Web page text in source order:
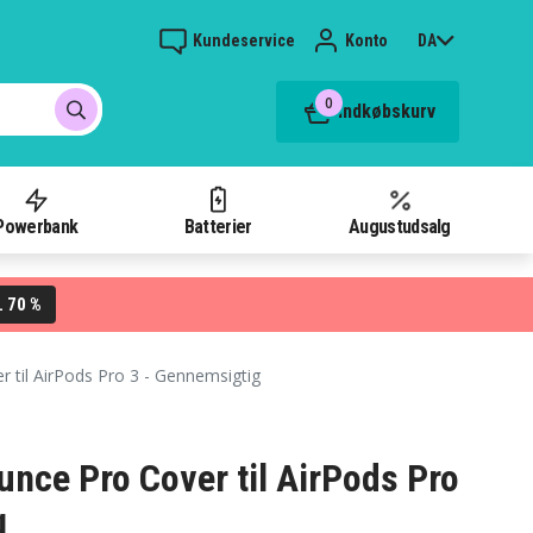
Kundeservice Konto DA
0 Indkøbskurv
Batterier Augustudsalg
70 %
til AirPods Pro 3 - Gennemsigtig
Pro Cover til AirPods Pro